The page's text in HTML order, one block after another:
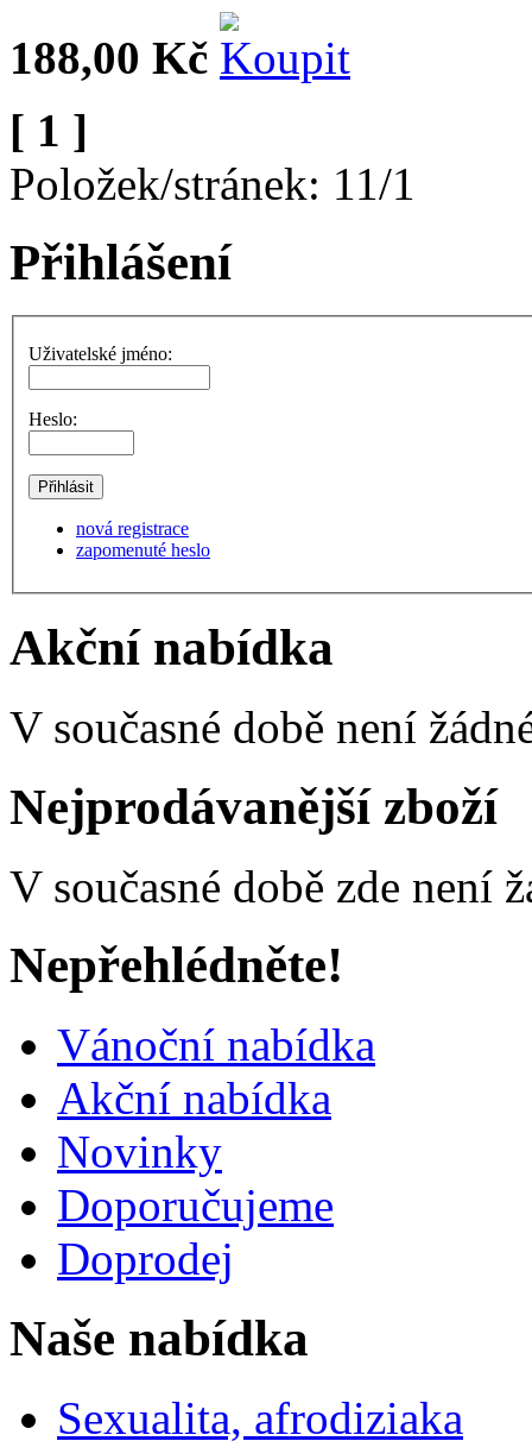
188,00 Kč
[ 1 ]
Položek/stránek: 11/1
Přihlášení
Uživatelské jméno:
Heslo:
nová registrace
zapomenuté heslo
Akční nabídka
V současné době není
Nejprodávanější zboží
V současné době zde není
Nepřehlédněte!
Vánoční nabídka
Akční nabídka
Novinky
Doporučujeme
Doprodej
Naše nabídka
Sexualita, afrodiziaka